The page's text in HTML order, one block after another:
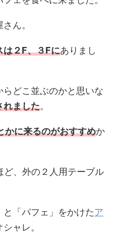
ん。
は２F、３Fにありまし
どこ並ぶのかと思いな
れました。
かに来るのがおすすめか
ど、外の２人用テーブル
「パフェ」をかけたア
ャレ。